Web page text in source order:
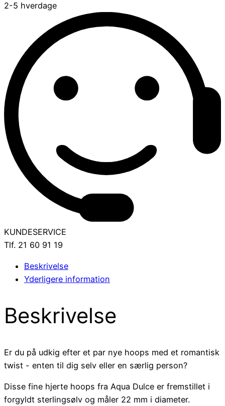
2-5 hverdage
KUNDESERVICE
Tlf. 21 60 91 19
Beskrivelse
Yderligere information
Beskrivelse
Er du på udkig efter et par nye hoops med et romantisk
twist - enten til dig selv eller en særlig person?
Disse fine hjerte hoops fra Aqua Dulce er fremstillet i
forgyldt sterlingsølv og måler 22 mm i diameter.